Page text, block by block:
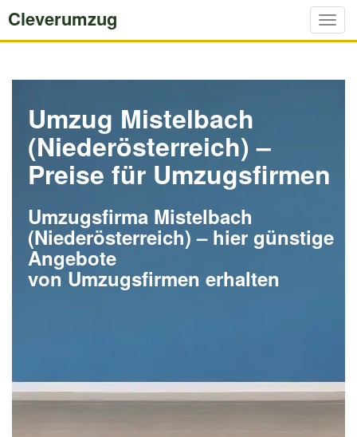
Cleverumzug
Umzug Mistelbach
(Niederösterreich) –
Preise für Umzugsfirmen
Umzugsfirma Mistelbach
(Niederösterreich) – hier günstige
Angebote
von Umzugsfirmen erhalten